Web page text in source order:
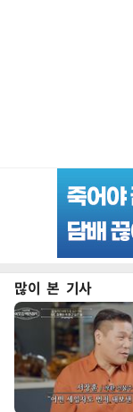
많이 본 기사